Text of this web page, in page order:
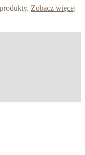
Zobacz więcej